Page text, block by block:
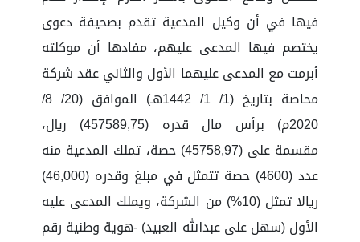
فيها في أن وكيل المدعية تقدم بصحيفة دعوى
يختصم فيها المدعى عليهم، مفادها أن موكلته
أبرمت مع المدعى عليهما الأول والثاني عقد شركة
محاصة بتاريخ (1/ 1/ 1442هـ) الموافق (20/ 8/
2020م) برأس مال قدره (457589,75) ريال،
مقسمة على (45758,97) حصة، تملك المدعية منه
عدد (4600) حصة تتمثل في مبلغ وقدره (46,000)
ريالا تمثل (10%) من الشركة، ويملك المدعى عليه
الأول (سهل على عبدالله العبيد) -هوية وطنية رقم